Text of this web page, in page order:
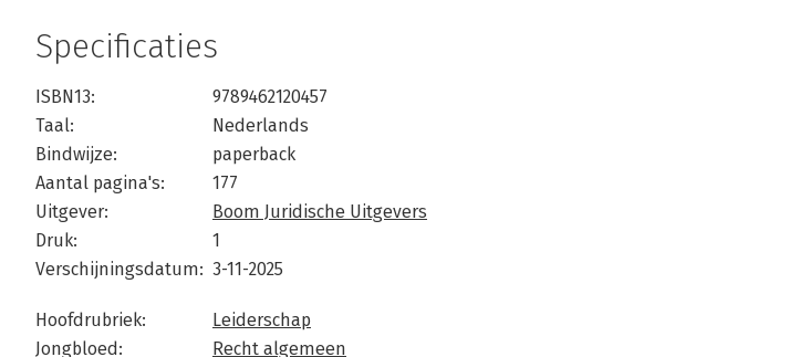
Specificaties
ISBN13:
9789462120457
Taal:
Nederlands
Bindwijze:
paperback
Aantal pagina's:
177
Uitgever:
Boom Juridische Uitgevers
Druk:
1
Verschijningsdatum: 3-11-2025
Hoofdrubriek:
Leiderschap
Jongbloed:
Recht algemeen